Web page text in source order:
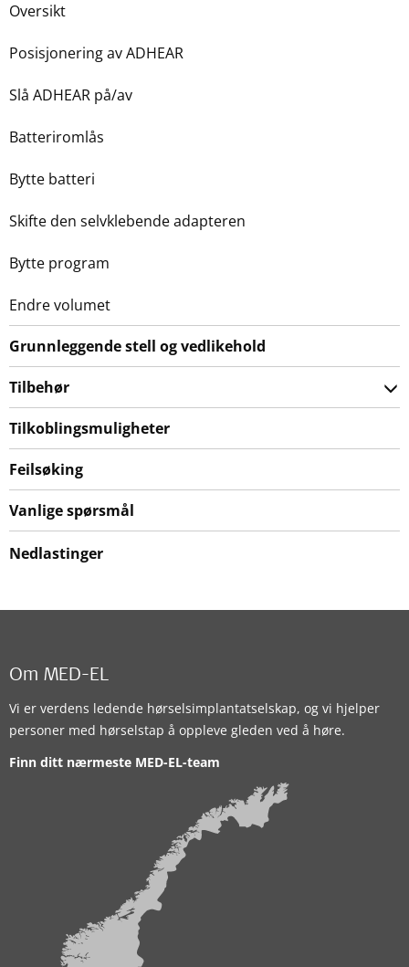
Oversikt
Posisjonering av ADHEAR
Slå ADHEAR på/av
Batteriromlås
Bytte batteri
Skifte den selvklebende adapteren
Bytte program
Endre volumet
Grunnleggende stell og vedlikehold
Tilbehør
Tilkoblingsmuligheter
Feilsøking
Vanlige spørsmål
Nedlastinger
Om MED-EL
Vi er verdens ledende hørselsimplantatselskap, og vi hjelper
personer med hørselstap å oppleve gleden ved å høre.
Finn ditt nærmeste MED-EL-team